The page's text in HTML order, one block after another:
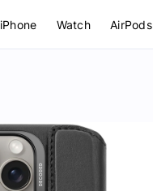
iPhone Watch AirPods